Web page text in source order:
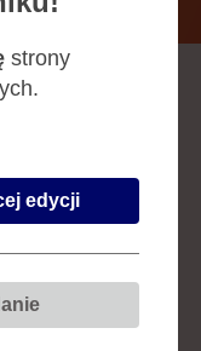
Ł
Szpital
w Bytomiu
strony
edycji